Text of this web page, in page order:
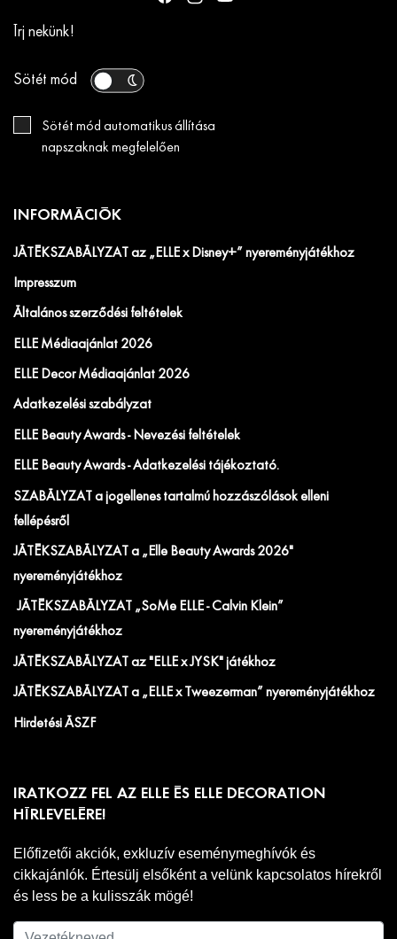
Írj nekünk!
Sötét mód
Sötét mód automatikus állítása
napszaknak megfelelően
INFORMÁCIÓK
JÁTÉKSZABÁLYZAT az „ELLE x Disney+” nyereményjátékhoz
Impresszum
Általános szerződési feltételek
ELLE Médiaajánlat 2026
ELLE Decor Médiaajánlat 2026
Adatkezelési szabályzat
ELLE Beauty Awards - Nevezési feltételek
ELLE Beauty Awards - Adatkezelési tájékoztató.
SZABÁLYZAT a jogellenes tartalmú hozzászólások elleni
fellépésről
JÁTÉKSZABÁLYZAT a „Elle Beauty Awards 2026"
nyereményjátékhoz
JÁTÉKSZABÁLYZAT „SoMe ELLE - Calvin Klein”
nyereményjátékhoz
JÁTÉKSZABÁLYZAT az "ELLE x JYSK" játékhoz
JÁTÉKSZABÁLYZAT a „ELLE x Tweezerman” nyereményjátékhoz
Hirdetési ÁSZF
IRATKOZZ FEL AZ ELLE ÉS ELLE DECORATION
HÍRLEVELÉRE!
Előfizetői akciók, exkluzív eseménymeghívók és
cikkajánlók. Értesülj elsőként a velünk kapcsolatos hírekről
és less be a kulisszák mögé!